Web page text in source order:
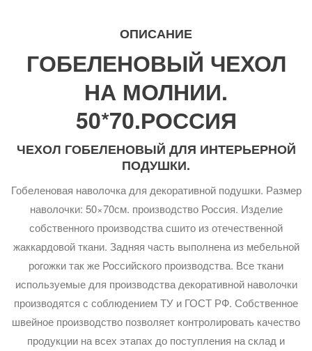
ОПИСАНИЕ
ГОБЕЛЕНОВЫЙ ЧЕХОЛ
НА МОЛНИИ.
50*70.РОССИЯ
ЧЕХОЛ ГОБЕЛЕНОВЫЙ ДЛЯ ИНТЕРЬЕРНОЙ
ПОДУШКИ.
Гобеленовая наволочка для декоративной подушки. Размер
наволочки: 50×70см. производство Россия. Изделие
собственного производства сшито из отечественной
жаккардовой ткани. Задняя часть выполнена из мебельной
рогожки так же Российского производства. Все ткани
используемые для производства декоративной наволочки
производятся с соблюдением ТУ и ГОСТ РФ. Собственное
швейное производство позволяет контролировать качество
продукции на всех этапах до поступления на склад и